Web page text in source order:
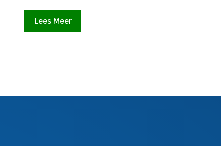
Lees Meer